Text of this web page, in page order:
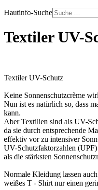
Hautinfo-Suche
Textiler UV-
Textiler UV-Schutz
Keine Sonnenschutzcrème
Nun ist es natürlich so, dass
kann.
Aber Textilien sind als UV-
da sie durch entsprechende
effektiv vor zu intensiver
UV-Schutzfaktorzahlen
als die stärksten
Normale Kleidung lassen
weißes T - Shirt nur einen